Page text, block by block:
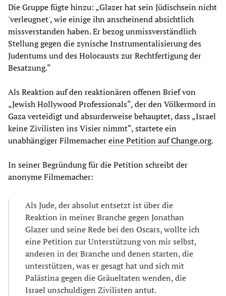
Die Gruppe fügte hinzu: „Glazer hat sein Jüdischsein nicht
'verleugnet', wie einige ihn anscheinend absichtlich
missverstanden haben. Er bezog unmissverständlich
Stellung gegen die zynische Instrumentalisierung des
Judentums und des Holocausts zur Rechtfertigung der
Besatzung.“
Als Reaktion auf den reaktionären offenen Brief von
„Jewish Hollywood Professionals“, der den Völkermord in
Gaza verteidigt und absurderweise behauptet, dass „Israel
keine Zivilisten ins Visier nimmt“, startete ein
unabhängiger Filmemachereine Petition auf Change.org.
In seiner Begründung für die Petition schreibt der
anonyme Filmemacher:
Als Jude, der absolut entsetzt ist über die
Reaktion in meiner Branche gegen Jonathan
Glazer und seine Rede bei den Oscars, wollte ich
eine Petition zur Unterstützung von mir selbst,
anderen in der Branche und denen starten, die
unterstützen, was er gesagt hat und sich mit
Palästina gegen die Gräueltaten wenden, die
Israel unschuldigen Zivilisten antut.